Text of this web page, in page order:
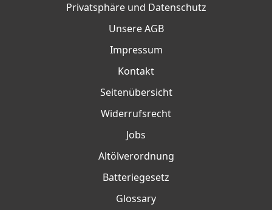
Privatsphäre und Datenschutz
Unsere AGB
Impressum
Kontakt
Seitenübersicht
Widerrufsrecht
Jobs
Altölverordnung
Batteriegesetz
Glossary